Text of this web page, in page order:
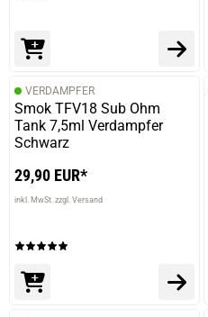
VERDAMPFER
Smok TFV18 Sub Ohm
Tank 7,5ml Verdampfer
Schwarz
29,90 EUR*
inkl. MwSt. zzgl. Versand